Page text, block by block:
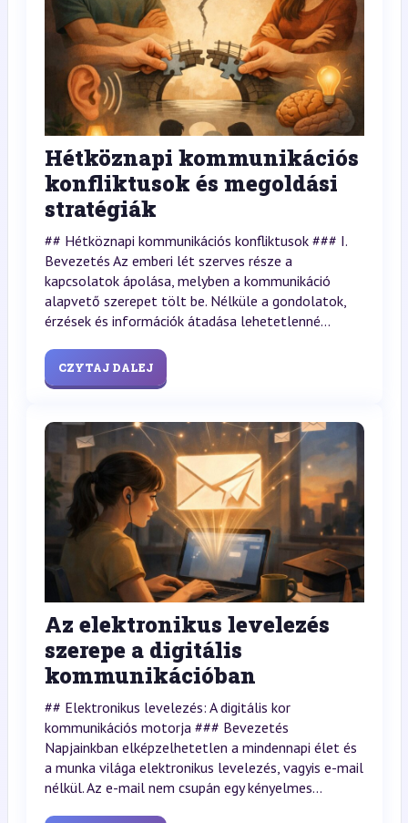
Hétköznapi kommunikációs
konfliktusok és megoldási
stratégiák
## Hétköznapi kommunikációs konfliktusok ### I.
Bevezetés Az emberi lét szerves része a
kapcsolatok ápolása, melyben a kommunikáció
alapvető szerepet tölt be. Nélküle a gondolatok,
érzések és információk átadása lehetetlenné...
CZYTAJ DALEJ
Az elektronikus levelezés
szerepe a digitális
kommunikációban
## Elektronikus levelezés: A digitális kor
kommunikációs motorja ### Bevezetés
Napjainkban elképzelhetetlen a mindennapi élet és
a munka világa elektronikus levelezés, vagyis e-mail
nélkül. Az e-mail nem csupán egy kényelmes...